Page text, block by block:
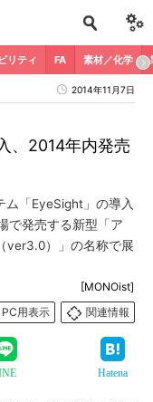
リティ FA 素材／化学
2014年11月7日
、2014年内発売
「EyeSight」の導入
で発売する新型「ア
ver3.0）」の名称で展
[MONOist]
PC用表示
関連情報
Hatena